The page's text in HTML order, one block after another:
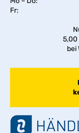
Fr:
5,00
bei